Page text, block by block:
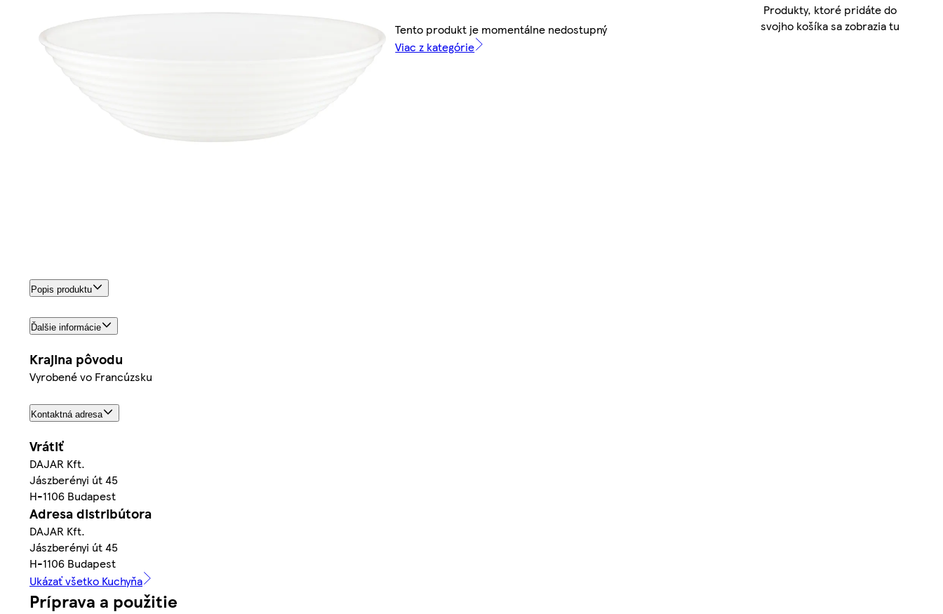
Tento produkt je momentálne nedostupný
Viac z kategórie
Popis produktu
Ďalšie informácie
Krajina pôvodu
Vyrobené vo Francúzsku
Kontaktná adresa
Vrátiť
DAJAR Kft.
Jászberényi út 45
H-1106 Budapest
Adresa distribútora
DAJAR Kft.
Jászberényi út 45
H-1106 Budapest
Ukázať všetko Kuchyňa
Príprava a použitie
Produkty, ktoré pridáte do
svojho košíka sa zobrazia tu